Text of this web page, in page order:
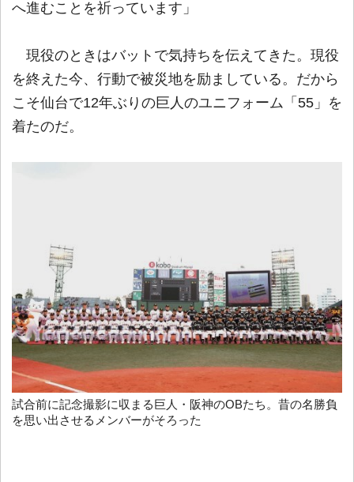
へ進むことを祈っています」
現役のときはバットで気持ちを伝えてきた。現役
を終えた今、行動で被災地を励ましている。だから
こそ仙台で12年ぶりの巨人のユニフォーム「55」を
着たのだ。
試合前に記念撮影に収まる巨人・阪神のOBたち。昔の名勝負
を思い出させるメンバーがそろった